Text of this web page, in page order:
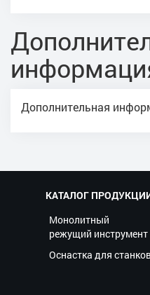
Дополнительная
КАТАЛОГ
Монолитный
режущий инструмент
Оснастка для